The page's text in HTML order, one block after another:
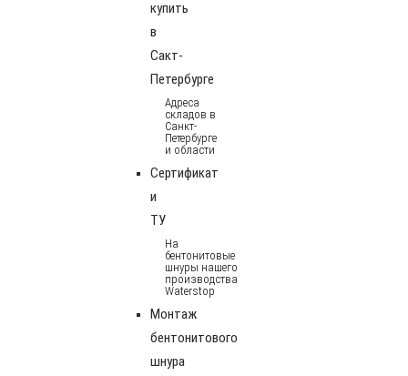
купить
в
Сакт-
Петербурге
Адреса
складов в
Санкт-
Петербурге
и области
Сертификат
и
ТУ
На
бентонитовые
шнуры нашего
производства
Waterstop
Монтаж
бентонитового
шнура